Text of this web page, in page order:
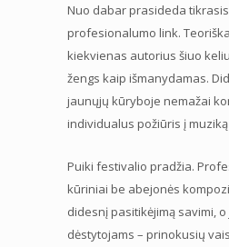
Nuo dabar prasideda
profesionalumo link.
kiekvienas autorius šiuo
žengs kaip išmanydamas.
jaunųjų kūryboje nemažai
individualus požiūris į
Puiki festivalio pradžia.
kūriniai be abejonės
didesnį pasitikėjimą savimi,
dėstytojams – prinokusių